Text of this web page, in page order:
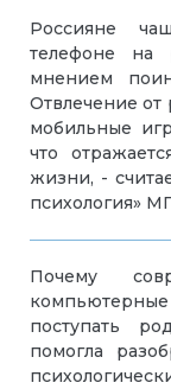
Россияне
телефоне на
мнением
Отвлечение
мобильные
что
жизни, -
психология»
Почему
поступать
помогла